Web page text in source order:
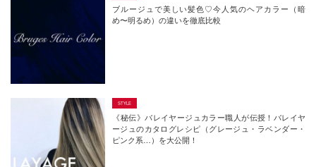
ブルージュで美しい髪色♡今人気のヘアカラー（暗
め〜明るめ）の違いを徹底比較
《秘伝》バレイヤージュカラー職人が伝授！バレイヤ
ージュのカタログレシピ（グレージュ・ラベンダー・
ピンク系…）を大公開！